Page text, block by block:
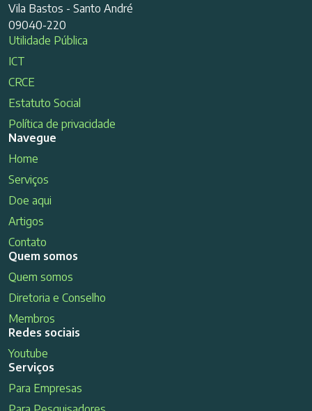
Vila Bastos - Santo André
09040-220
Utilidade Pública
ICT
CRCE
Estatuto Social
Política de privacidade
Navegue
Home
Serviços
Doe aqui
Artigos
Contato
Quem somos
Quem somos
Diretoria e Conselho
Membros
Redes sociais
Youtube
Serviços
Para Empresas